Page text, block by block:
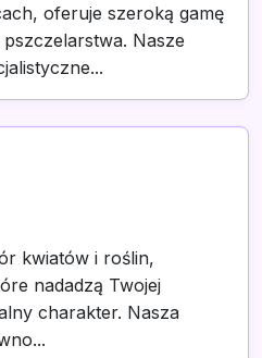
oferuje szeroką gamę
Nasze
kwiatów i roślin,
nadadzą Twojej
charakter. Nasza